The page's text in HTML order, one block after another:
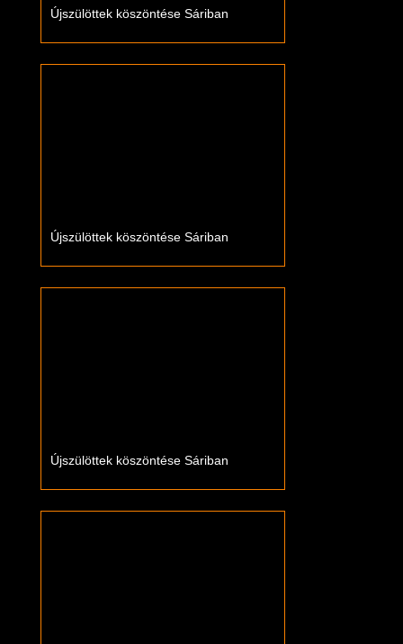
Újszülöttek köszöntése Sáriban
Újszülöttek köszöntése Sáriban
Újszülöttek köszöntése Sáriban